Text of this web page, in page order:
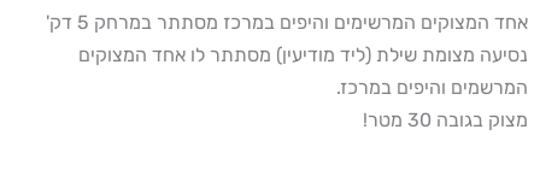
אחד המצוקים המרשימים והיפים במרכז מסתתר במרחק 5 דק'
נסיעה מצומת שילת (ליד מודיעין) מסתתר לו אחד המצוקים
המרשמים והיפים במרכז.
מצוק בגובה 30 מטר!